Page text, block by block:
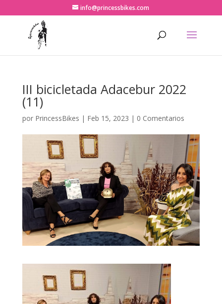
info@princessbikes.com
III bicicletada Adacebur 2022
(11)
por PrincessBikes | Feb 15, 2023 | 0 Comentarios